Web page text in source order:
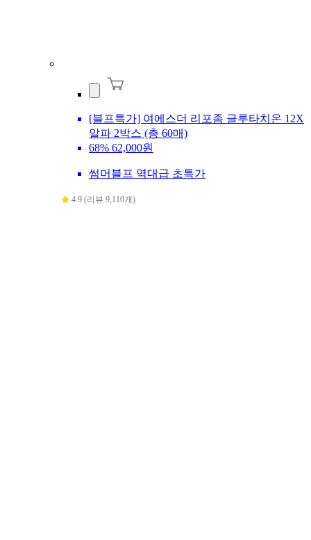
[블프특가] 여에스더 리포좀 글루타치온 12X
알파 2박스 (총 60매)
68% 62,000원
썸머블프 역대급 초특가
4.9 (리뷰 9,110개)